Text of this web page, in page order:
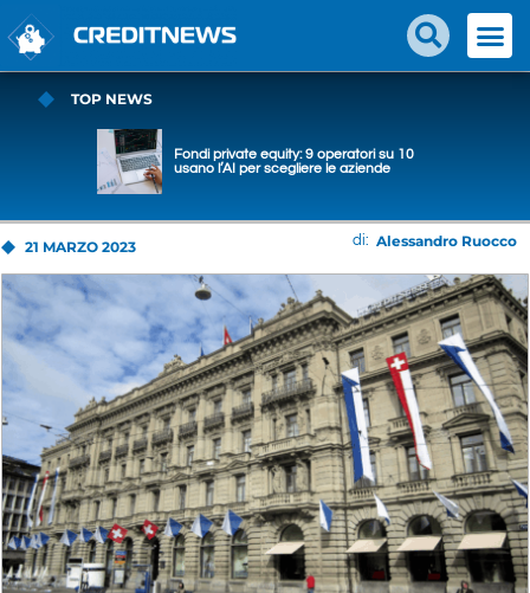
TOP NEWS
Fondi private equity: 9 operatori su 10
usano l’AI per scegliere le aziende
21 MARZO 2023 di: Alessandro Ruocco